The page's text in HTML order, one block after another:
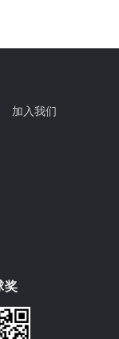
加入我们
奖